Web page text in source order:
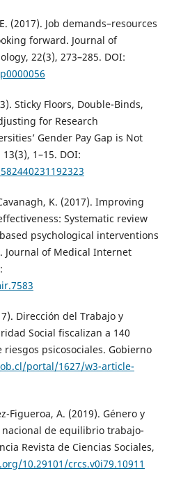
(2017). Job demands–resources
forward. Journal of
22(3), 273–285. DOI:
Sticky Floors, Double-Binds,
for Research
Gender Pay Gap is Not
1–15. DOI:
K. (2017). Improving
Systematic review
psychological interventions
Journal of Medical Internet
Dirección del Trabajo y
Social fiscalizan a 140
psicosociales. Gobierno
portal/1627/w3-article-
Figueroa, A. (2019). Género y
de equilibrio trabajo-
Revista de Ciencias Sociales,
10.29101/crcs.v0i79.10911